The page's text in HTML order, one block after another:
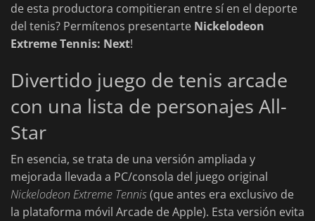
de esta productora compitieran entre sí en el deporte
del tenis? Permítenos presentarte Nickelodeon
Extreme Tennis: Next!
Divertido juego de tenis arcade
con una lista de personajes All-
Star
En esencia, se trata de una versión ampliada y
mejorada llevada a PC/consola del juego original
Nickelodeon Extreme Tennis(que antes era exclusivo de
la plataforma móvil Arcade de Apple). Esta versión evita